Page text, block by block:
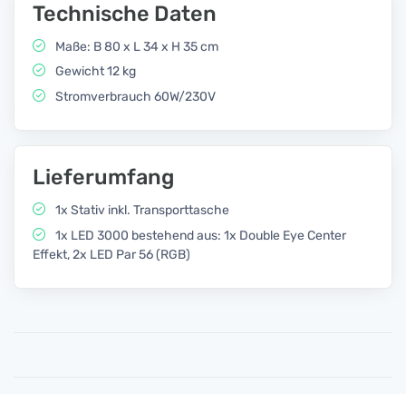
Technische Daten
Maße: B 80 x L 34 x H 35 cm
Gewicht 12 kg
Stromverbrauch 60W/230V
Lieferumfang
1x Stativ inkl. Transporttasche
1x LED 3000 bestehend aus: 1x Double Eye Center
Effekt, 2x LED Par 56 (RGB)